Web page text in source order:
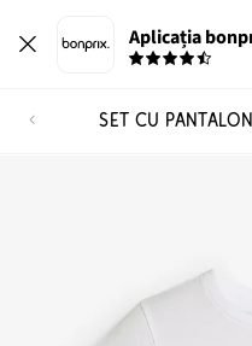
Aplicația
SET CU